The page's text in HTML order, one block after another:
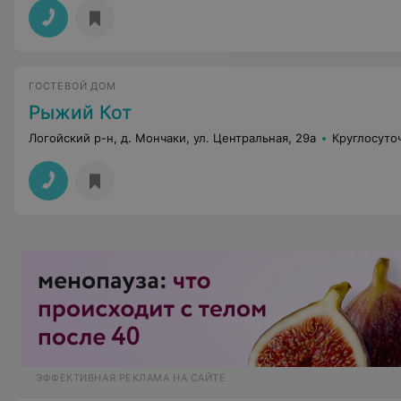
ГОСТЕВОЙ ДОМ
Рыжий Кот
Логойский р-н, д. Мончаки, ул. Центральная, 29а
ЭФФЕКТИВНАЯ РЕКЛАМА НА САЙТЕ